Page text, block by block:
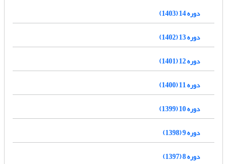
دوره 14 (1403)
دوره 13 (1402)
دوره 12 (1401)
دوره 11 (1400)
دوره 10 (1399)
دوره 9 (1398)
دوره 8 (1397)